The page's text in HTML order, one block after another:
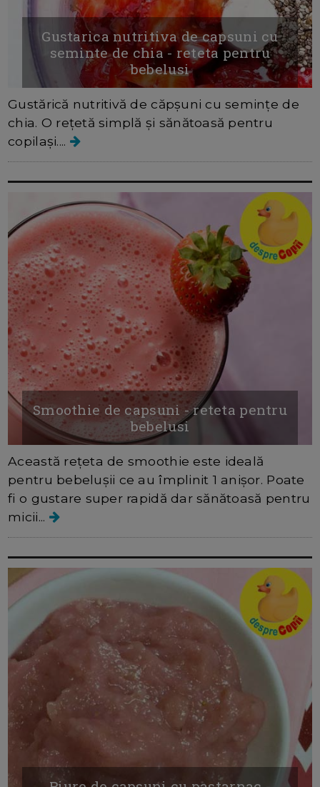
Gustarica nutritiva de capsuni cu
seminte de chia - reteta pentru
bebelusi
Gustărică nutritivă de căpșuni cu semințe de
chia. O rețetă simplă și sănătoasă pentru
copilași....
Smoothie de capsuni - reteta pentru
bebelusi
Această rețeta de smoothie este ideală
pentru bebelușii ce au împlinit 1 anișor. Poate
fi o gustare super rapidă dar sănătoasă pentru
micii...